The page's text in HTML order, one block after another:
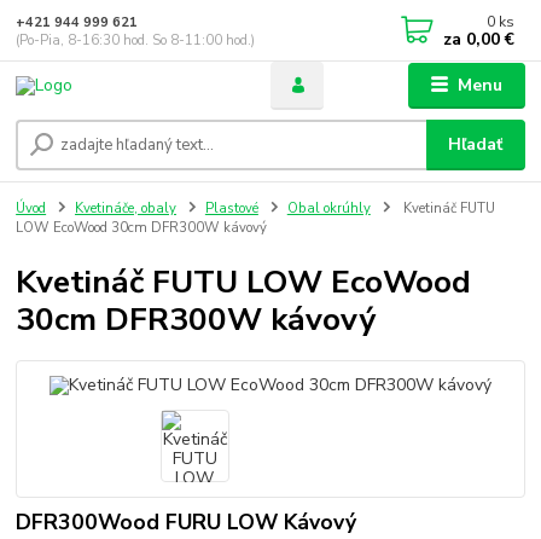
Menu
Hľadať
+421 944 999 621
(Po-Pia, 8-16:30 hod. So 8-11:00 hod.)
0 ks
za 0,00 €
Úvod Kvetináče, obaly Plastové Obal okrúhly
Kvetináč FUTU
LOW EcoWood 30cm DFR300W kávový
Kvetináč FUTU LOW EcoWood
30cm DFR300W kávový
DFR300Wood FURU LOW Kávový